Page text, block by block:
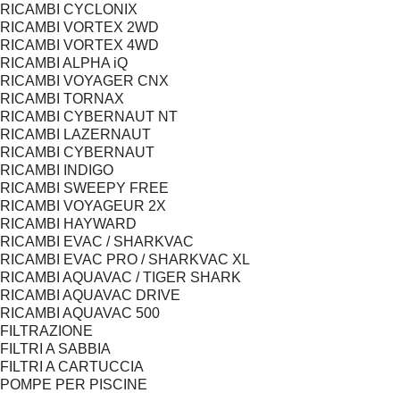
RICAMBI CYCLONIX
RICAMBI VORTEX 2WD
RICAMBI VORTEX 4WD
RICAMBI ALPHA iQ
RICAMBI VOYAGER CNX
RICAMBI TORNAX
RICAMBI CYBERNAUT NT
RICAMBI LAZERNAUT
RICAMBI CYBERNAUT
RICAMBI INDIGO
RICAMBI SWEEPY FREE
RICAMBI VOYAGEUR 2X
RICAMBI HAYWARD
RICAMBI EVAC / SHARKVAC
RICAMBI EVAC PRO / SHARKVAC XL
RICAMBI AQUAVAC / TIGER SHARK
RICAMBI AQUAVAC DRIVE
RICAMBI AQUAVAC 500
FILTRAZIONE
FILTRI A SABBIA
FILTRI A CARTUCCIA
POMPE PER PISCINE